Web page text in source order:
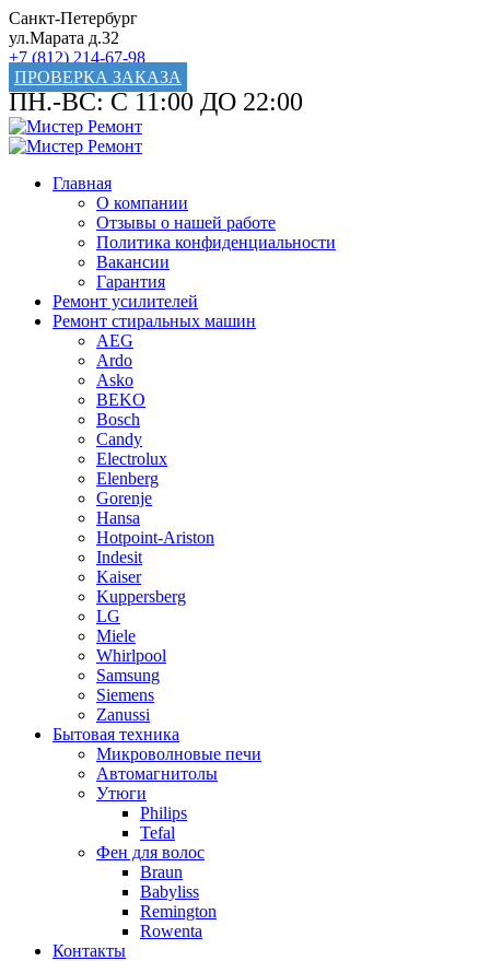
Санкт-Петербург
ул.Марата д.32
+7 (812) 214-67-98
ПРОВЕРКА ЗАКАЗА
ПН.-ВС: С 11:00 ДО 22:00
Главная
О компании
Отзывы о нашей работе
Политика конфиденциальности
Вакансии
Гарантия
Ремонт усилителей
Ремонт стиральных машин
AEG
Ardo
Asko
BEKO
Bosch
Candy
Electrolux
Elenberg
Gorenje
Hansa
Hotpoint-Ariston
Indesit
Kaiser
Kuppersberg
LG
Miele
Whirlpool
Samsung
Siemens
Zanussi
Бытовая техника
Микроволновые печи
Автомагнитолы
Утюги
Philips
Tefal
Фен для волос
Braun
Babyliss
Remington
Rowenta
Контакты